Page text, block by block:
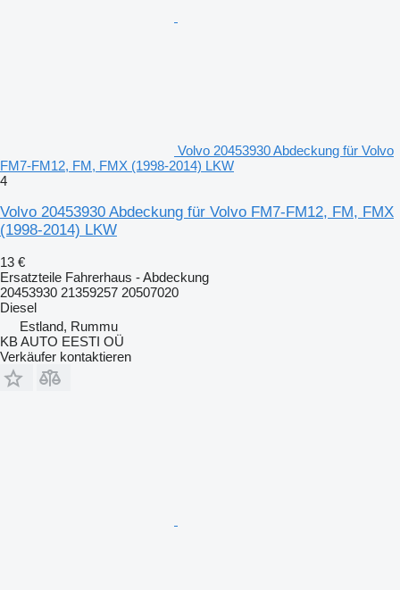
Volvo 20453930 Abdeckung für Volvo
FM7-FM12, FM, FMX (1998-2014) LKW
4
Volvo 20453930 Abdeckung für Volvo FM7-FM12, FM, FMX
(1998-2014) LKW
13 €
Ersatzteile Fahrerhaus - Abdeckung
20453930 21359257 20507020
Diesel
Estland, Rummu
KB AUTO EESTI OÜ
Verkäufer kontaktieren